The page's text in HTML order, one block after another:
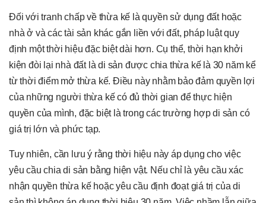
Đối với tranh chấp về thừa kế là quyền sử dụng đất hoặc
nhà ở và các tài sản khác gắn liền với đất, pháp luật quy
định một thời hiệu đặc biệt dài hơn. Cụ thể, thời hạn khởi
kiện đòi lại nhà đất là di sản được chia thừa kế là 30 năm kể
từ thời điểm mở thừa kế. Điều này nhằm bảo đảm quyền lợi
của những người thừa kế có đủ thời gian để thực hiện
quyền của mình, đặc biệt là trong các trường hợp di sản có
giá trị lớn và phức tạp.
Tuy nhiên, cần lưu ý rằng thời hiệu này áp dụng cho việc
yêu cầu chia di sản bằng hiện vật. Nếu chỉ là yêu cầu xác
nhận quyền thừa kế hoặc yêu cầu định đoạt giá trị của di